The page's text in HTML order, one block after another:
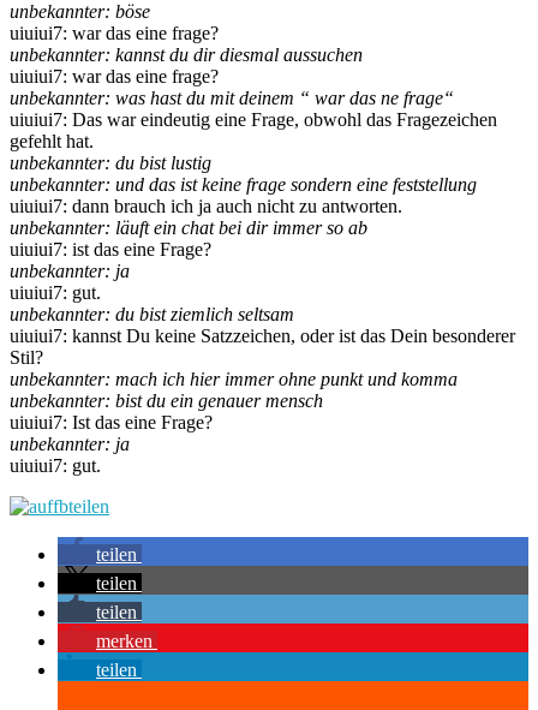
unbekannter: böse
uiuiui7: war das eine frage?
unbekannter: kannst du dir diesmal aussuchen
uiuiui7: war das eine frage?
unbekannter: was hast du mit deinem “ war das ne frage“
uiuiui7: Das war eindeutig eine Frage, obwohl das Fragezeichen
gefehlt hat.
unbekannter: du bist lustig
unbekannter: und das ist keine frage sondern eine feststellung
uiuiui7: dann brauch ich ja auch nicht zu antworten.
unbekannter: läuft ein chat bei dir immer so ab
uiuiui7: ist das eine Frage?
unbekannter: ja
uiuiui7: gut.
unbekannter: du bist ziemlich seltsam
uiuiui7: kannst Du keine Satzzeichen, oder ist das Dein besonderer
Stil?
unbekannter: mach ich hier immer ohne punkt und komma
unbekannter: bist du ein genauer mensch
uiuiui7: Ist das eine Frage?
unbekannter: ja
uiuiui7: gut.
teilen
teilen
teilen
merken
teilen